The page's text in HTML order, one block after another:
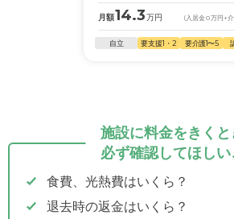
月額14.3万円 (入居金0万円 +
自立 要支援1・2 要介護1〜5
施設に料金をきくと
必ず確認してほしい
食費、光熱費はいくら？
退去時の返金はいくら？